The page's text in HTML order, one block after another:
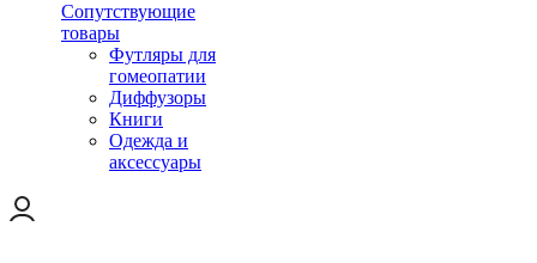
Сопутствующие
товары
Футляры для
гомеопатии
Диффузоры
Книги
Одежда и
аксессуары